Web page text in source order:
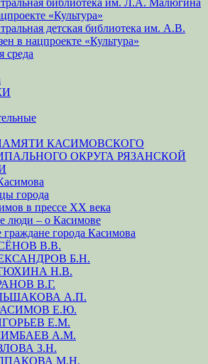
«Культура»
детская библиотека им. А.В.
в нацпроекте «Культура»
среда
КАСИМОВСКОГО
ОКРУГА РЯЗАНСКОЙ
города
в прессе XX века
люди – о Касимове
города Касимова
В.В.
Б.Н.
Н.В.
В.Г.
А.П.
Е.Ю.
Е.М.
А.М.
З.Н.
М.Н.